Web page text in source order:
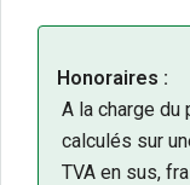
Honoraires :
A la charge du
calculés sur
TVA en sus,